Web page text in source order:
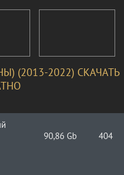
(2013-2022) СКАЧАТЬ
90,86 Gb 404